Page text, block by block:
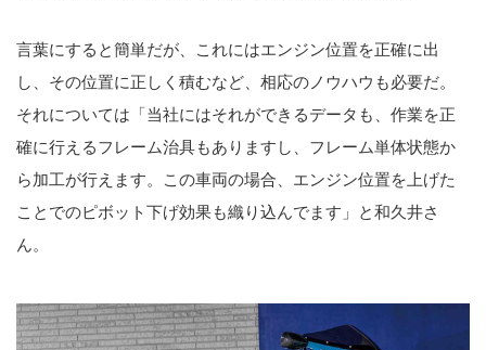
言葉にすると簡単だが、これにはエンジン位置を正確に出
し、その位置に正しく積むなど、相応のノウハウも必要だ。
それについては「当社にはそれができるデータも、作業を正
確に行えるフレーム治具もありますし、フレーム単体状態か
ら加工が行えます。この車両の場合、エンジン位置を上げた
ことでのピボット下げ効果も織り込んでます」と和久井さ
ん。